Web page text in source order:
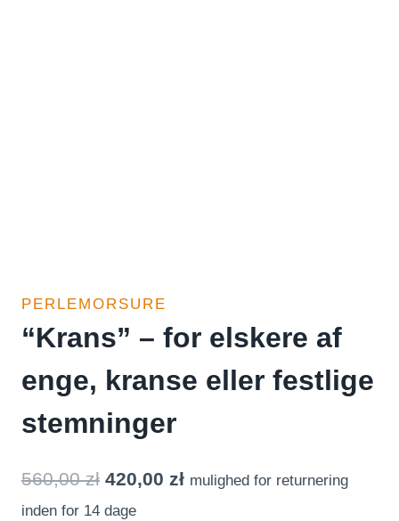
PERLEMORSURE
“Krans” – for elskere af
enge, kranse eller festlige
stemninger
560,00zł Den
oprindelige
420,00 złDen
mulighed for returnering
inden for 14 dage